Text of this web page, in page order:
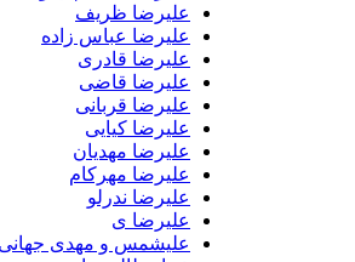
علیرضا ظریف
علیرضا عباس زاده
علیرضا قادری
علیرضا قاضی
علیرضا قربانی
علیرضا کیایی
علیرضا مهدیان
علیرضا مهرکام
علیرضا ندرلو
علیرضا ی
علیشمس و مهدی جهانی